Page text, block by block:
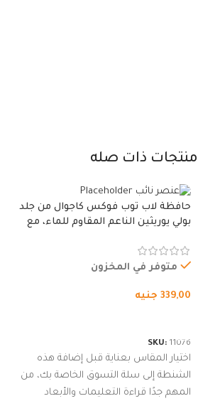
منتجات ذات صله
حافظة لاب توب فوكس كاجوال من جلد
بولي يوريثين الناعم المقاوم للماء، مع
متوفر في المخزون
339,00 جنيه
SKU: 11076
اختيار المقاس بعناية قبل إضافة هذه
الشنطة إلى سلة التسوق الخاصة بك، من
المهم جدًا قراءة التعليمات والأبعاد